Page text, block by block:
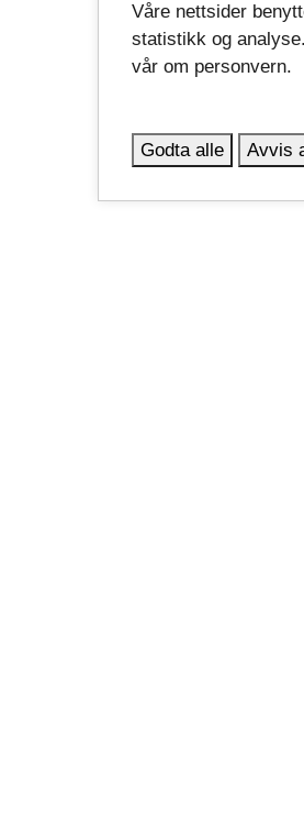
Våre nettsider
statistikk og
vår om personvern.
Godta alle Avvis